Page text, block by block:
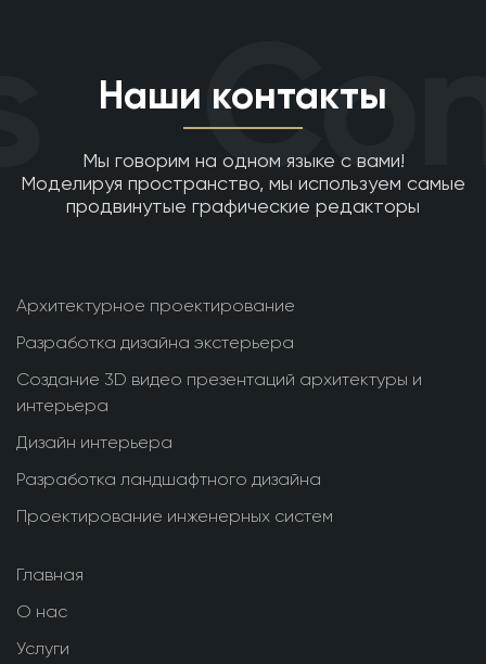
Наши контакты
Мы говорим на одном языке с вами!
Моделируя пространство, мы используем самые
продвинутые графические редакторы
Архитектурное проектирование
Разработка дизайна экстерьера
Создание 3D видео презентаций архитектуры и
интерьера
Дизайн интерьера
Разработка ландшафтного дизайна
Проектирование инженерных систем
Главная
О нас
Услуги